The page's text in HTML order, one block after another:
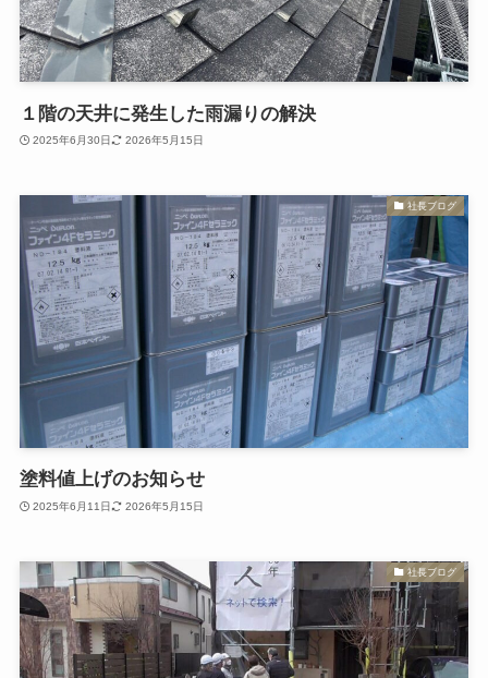
１階の天井に発生した雨漏りの解決
2025年6月30日 2026年5月15日
社長ブログ
塗料値上げのお知らせ
2025年6月11日 2026年5月15日
社長ブログ